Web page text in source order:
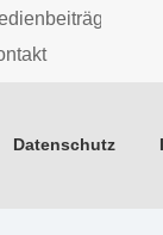
Datenschutz